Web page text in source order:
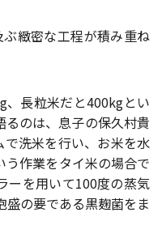
緻密な工程が積み重ね
、長粒米だと400kgとい
るのは、息子の保久村貴
で洗米を行い、お米を水
う作業をタイ米の場合で
ーを用いて100度の蒸気
盛の要である黒麹菌をま